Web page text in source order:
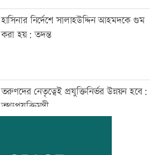
হাসিনার নির্দেশে সালাহউদ্দিন আহমদকে গুম
করা হয়: তদন্ত
তরুণদের নেতৃত্বেই প্রযুক্তিনির্ভর উন্নয়ন হবে:
তথ্যপ্রযুক্তিমন্ত্রী